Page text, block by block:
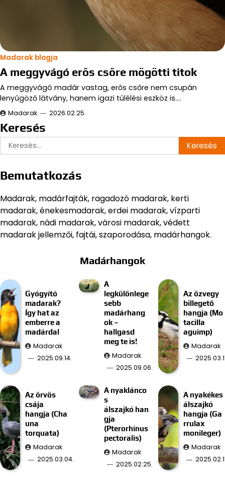
Madarak blogja
A meggyvágó erős csőre mögötti titok
A meggyvágó madár vastag, erős csőre nem csupán
lenyűgöző látvány, hanem igazi túlélési eszköz is.…
Madarak 2026.02.25.
Keresés
Keresés:
Bemutatkozás
Madarak, madárfajták, ragadozó madarak, kerti
madarak, énekesmadarak, erdei madarak, vízparti
madarak, nádi madarak, városi madarak, védett
madarak jellemzői, fajtái, szaporodása, madárhangok.
Madárhangok
Gyógyító
madarak?
Így hat az
emberre a
madárdal
Madarak
2025.09.14.
A
legkülönlege
sebb
madárhang
ok –
hallgasd
meg te is!
Madarak
2025.09.06.
Az özvegy
billegető
hangja (Mo
tacilla
aguimp)
Madarak
Az örvös
csája
hangja (Cha
una
torquata)
Madarak
2025.03.04.
A nyaklánco
s
álszajkó han
gja
(Pterorhinus
pectoralis)
Madarak
2025.02.25.
A nyakékes
álszajkó
hangja (Ga
rrulax
monileger)
Madarak